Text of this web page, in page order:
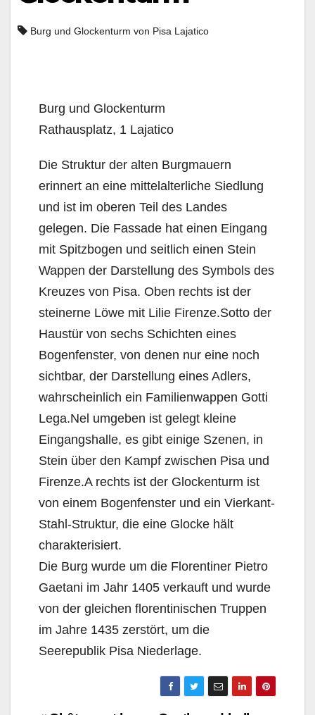
Burg und Glockenturm von Pisa Lajatico
Burg und Glockenturm
Rathausplatz, 1 Lajatico
Die Struktur der alten Burgmauern
erinnert an eine mittelalterliche Siedlung
und ist im oberen Teil des Landes
gelegen. Die Fassade hat einen Eingang
mit Spitzbogen und seitlich einen Stein
Wappen der Darstellung des Symbols des
Kreuzes von Pisa. Oben rechts ist der
steinerne Löwe mit Lilie Firenze.Sotto der
Haustür von sechs Schichten eines
Bogenfenster, von denen nur eine noch
sichtbar, der Darstellung eines Adlers,
wahrscheinlich ein Familienwappen Gotti
Lega.Nel umgeben ist gelegt kleine
Eingangshalle, es gibt einige Szenen, in
Stein über den Kampf zwischen Pisa und
Firenze.A rechts ist der Glockenturm ist
von einem Bogenfenster und ein Vierkant-
Stahl-Struktur, die eine Glocke hält
charakterisiert.
Die Burg wurde um die Florentiner Pietro
Gaetani im Jahr 1405 verkauft und wurde
von der gleichen florentinischen Truppen
im Jahre 1435 zerstört, um die
Seerepublik Pisa Niederlage.